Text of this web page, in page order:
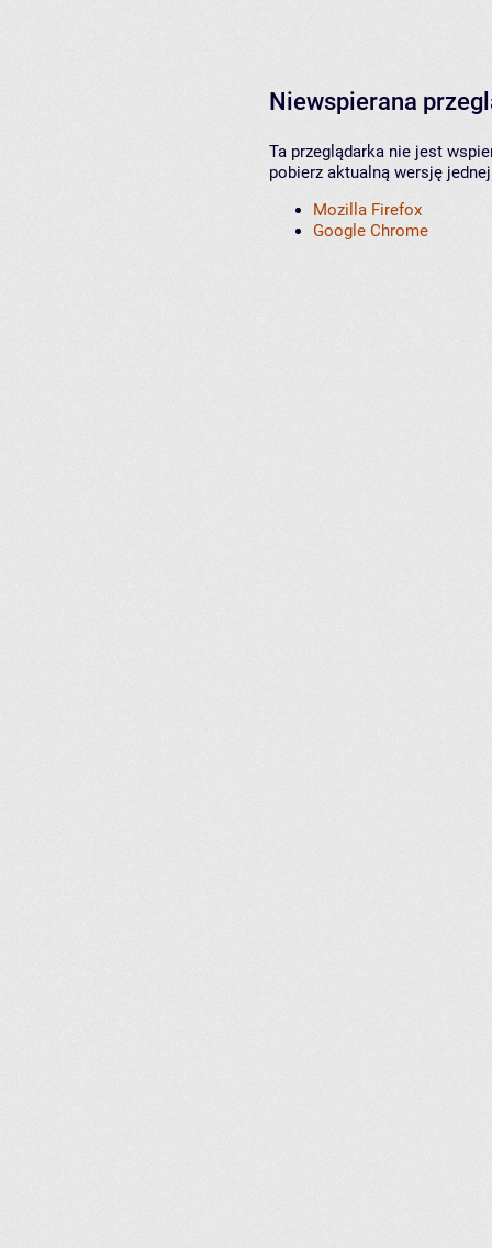
Niewspierana
Ta przeglądarka nie jest
pobierz aktualną wersję
Mozilla Firefox
Google Chrome